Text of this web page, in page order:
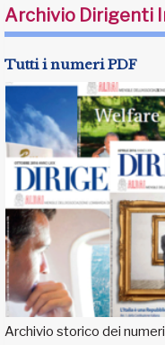
Archivio Dirigenti
Tutti i numeri PDF
Archivio storico dei